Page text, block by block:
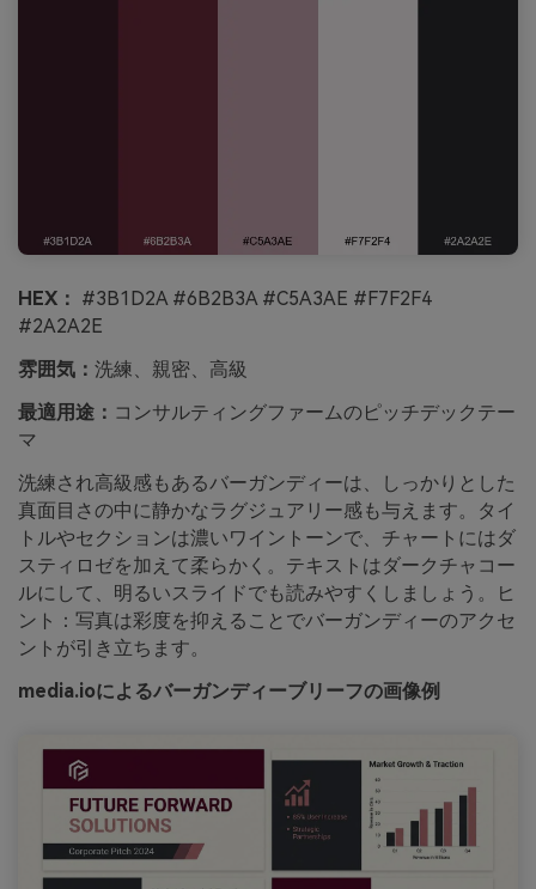
HEX： #3B1D2A #6B2B3A #C5A3AE #F7F2F4
#2A2A2E
雰囲気： 洗練、親密、高級
最適用途： コンサルティングファームのピッチデックテー
マ
洗練され高級感もあるバーガンディーは、しっかりとした
真面目さの中に静かなラグジュアリー感も与えます。タイ
トルやセクションは濃いワイントーンで、チャートにはダ
スティロゼを加えて柔らかく。テキストはダークチャコー
ルにして、明るいスライドでも読みやすくしましょう。ヒ
ント：写真は彩度を抑えることでバーガンディーのアクセ
ントが引き立ちます。
media.ioによるバーガンディーブリーフの画像例